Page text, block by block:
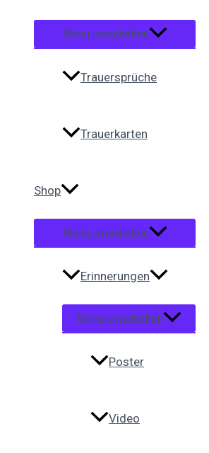
Menü umschalten
Trauersprüche
Trauerkarten
Shop
Menü umschalten
Erinnerungen
Menü umschalten
Poster
Video